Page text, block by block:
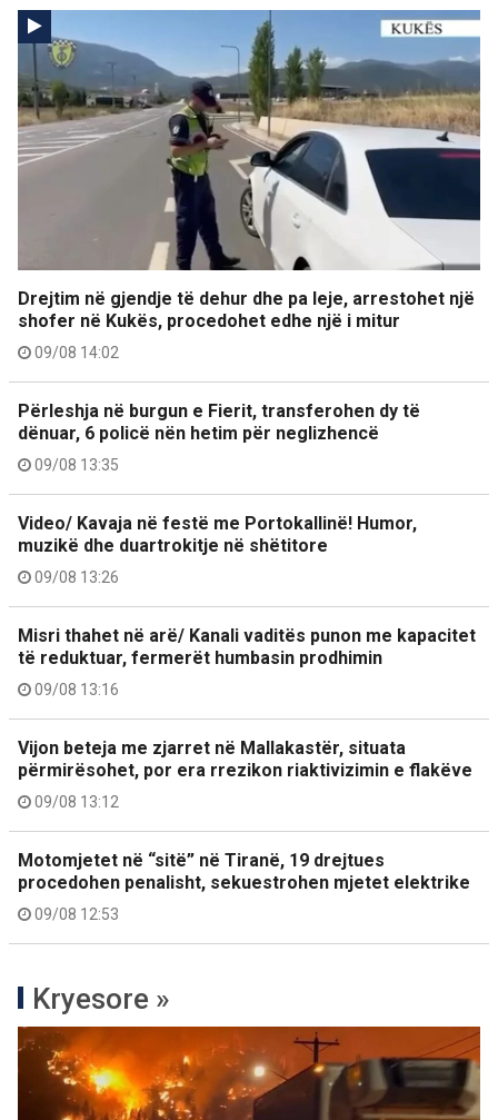
Drejtim në gjendje të dehur dhe pa leje, arrestohet një
shofer në Kukës, procedohet edhe një i mitur
09/08 14:02
Përleshja në burgun e Fierit, transferohen dy të
dënuar, 6 policë nën hetim për neglizhencë
09/08 13:35
Video/ Kavaja në festë me Portokallinë! Humor,
muzikë dhe duartrokitje në shëtitore
09/08 13:26
Misri thahet në arë/ Kanali vaditës punon me kapacitet
të reduktuar, fermerët humbasin prodhimin
09/08 13:16
Vijon beteja me zjarret në Mallakastër, situata
përmirësohet, por era rrezikon riaktivizimin e flakëve
09/08 13:12
Motomjetet në “sitë” në Tiranë, 19 drejtues
procedohen penalisht, sekuestrohen mjetet elektrike
09/08 12:53
Kryesore »